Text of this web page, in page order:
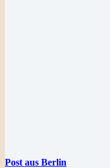
Post aus Berlin